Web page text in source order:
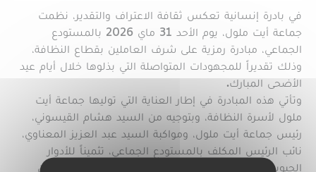
في بادرة إنسانية تعكس ثقافة الاعتراف والتقدير، نظمت
جماعة أيت ملول، يوم الأحد 31 ماي 2026 بالمستودع
الجماعي، مبادرة رمزية على شرف العاملين بقطاع النظافة،
وذلك تقديراً للمجهودات المتواصلة التي بذلوها خلال أيام عيد
الأضحى المبارك.
وتأتي هذه المبادرة في إطار العناية التي توليها جماعة أيت
ملول لأسرة النظافة، وبتوجيه من السيد هشام القيسوني،
رئيس جماعة أيت ملول، ومواكبة السيد عبد العزيز المعناوي،
نائب الرئيس المكلف بالمستودع الجماعي، تثميناً للأدوار
الحيوية التي تضطلع بها مختلف مكونات هذا القطاع، من